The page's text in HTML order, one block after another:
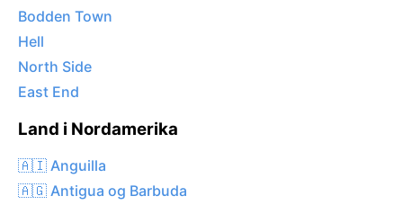
Bodden Town
Hell
North Side
East End
Land i Nordamerika
🇦🇮 Anguilla
🇦🇬 Antigua og Barbuda